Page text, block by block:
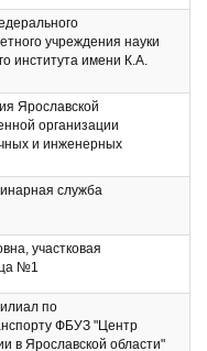
учреждения науки
института имени К.А.
наук
Ярославской
организации
и инженерных
служба
участковая
№1
по
ФБУЗ "Центр
в Ярославской области"